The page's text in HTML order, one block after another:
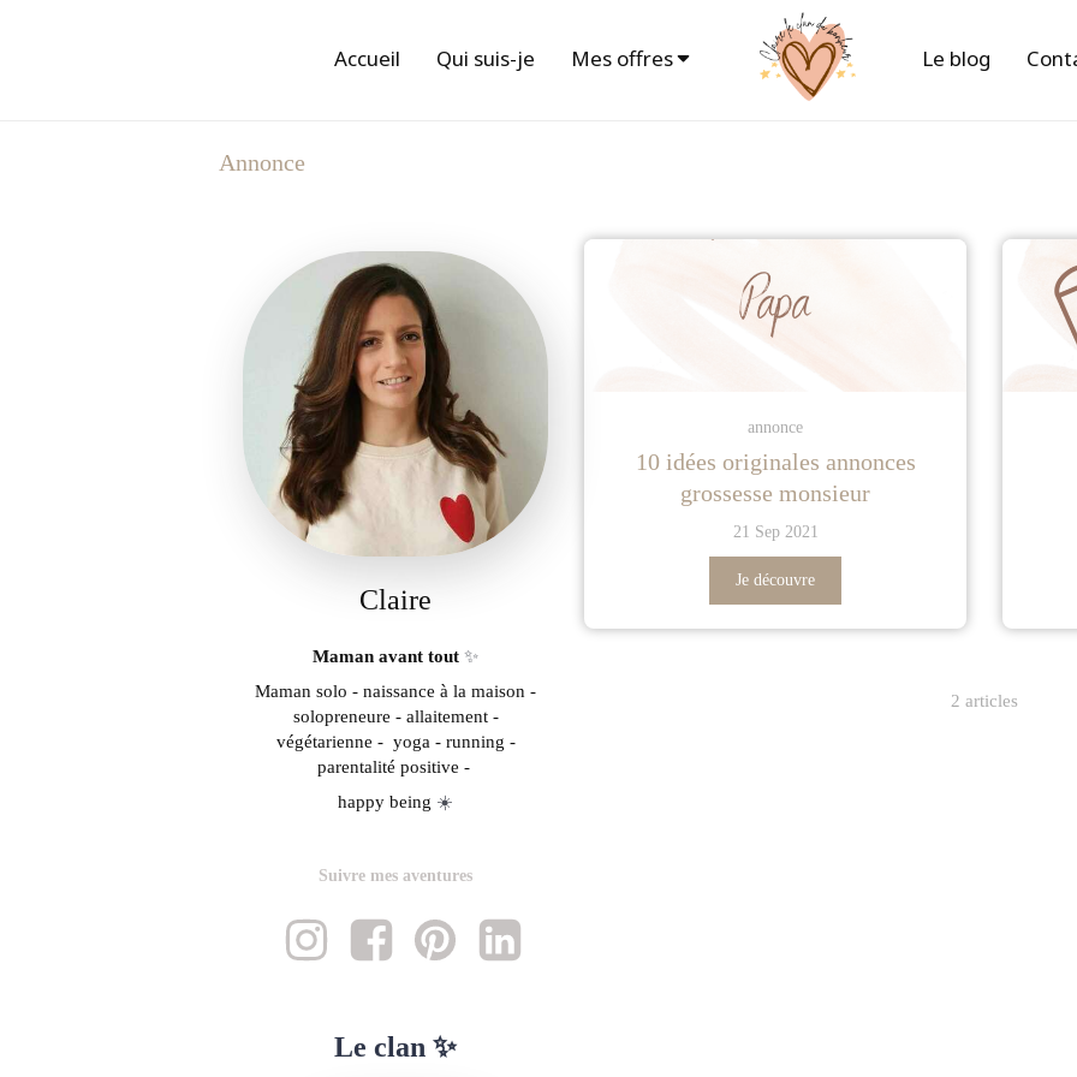
Accueil Qui suis-je Mes offres Le blog
Annonce
annonce
10 idées originales annonces
grossesse monsieur
21 Sep 2021
Je découvre
2 articles
Claire
Maman avant tout ✨
Maman solo - naissance à la maison -
solopreneure - allaitement -
végétarienne - yoga - running -
parentalité positive -
happy being ☀️
Suivre mes aventures
Le clan ✨